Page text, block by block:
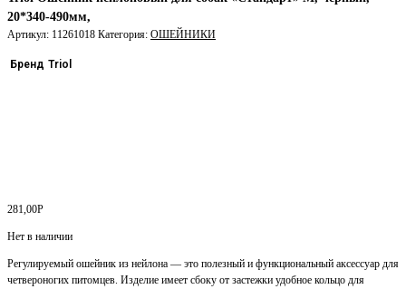
20*340-490мм,
Артикул: 11261018 Категория: ОШЕЙНИКИ
Бренд Triol
281,00Р
Нет в наличии
Регулируемый ошейник из нейлона — это полезный и функциональный аксессуар для
четвероногих питомцев. Изделие имеет сбоку от застежки удобное кольцо для